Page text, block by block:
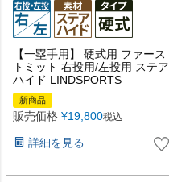
【一塁手用】 硬式用 ファース
トミット 右投用/左投用 ステア
ハイド LINDSPORTS
新商品
販売価格 ¥19,800税込
詳細を見る